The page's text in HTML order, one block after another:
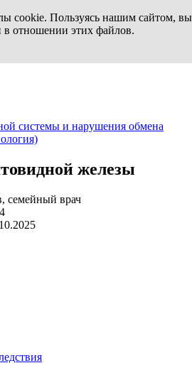
cookie. Пользуясь нашим сайтом, вы
в отношении этих файлов.
системы и нарушения обмена
железы
семейный врач